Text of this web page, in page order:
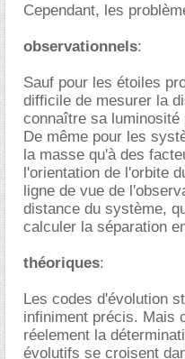
Cependant, les
observationnels:
Sauf pour les étoiles
difficile de mesurer la
connaître sa luminosité
De même pour les
la masse qu'à des
l'orientation de l'orbite
ligne de vue de
distance du système,
calculer la séparation
théoriques:
Les codes d'évolution
infiniment précis. Mais
réelement la
évolutifs se croisent